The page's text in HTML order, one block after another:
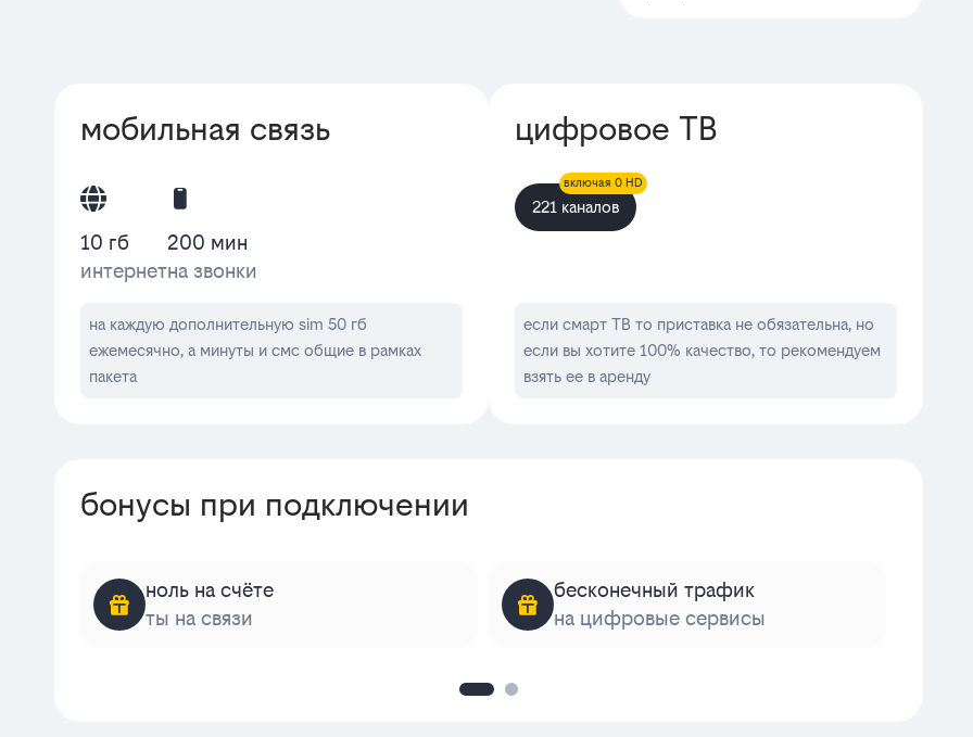
мобильная связь
10 гб
интернет
200 мин
на звонки
на каждую дополнительную sim 50 гб
ежемесячно, а минуты и смс общие в рамках
пакета
цифровое ТВ
221 каналов
включая 0 HD
если смарт ТВ то приставка не обязательна, но
если вы хотите 100% качество, то рекомендуем
взять ее в аренду
бонусы при подключении
ноль на счёте
ты на связи
бесконечный трафик
на цифровые сервисы